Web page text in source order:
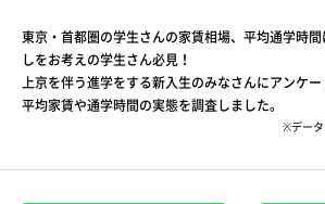
東京・首都圏の学生さんの家賃相場、平均通学時
しをお考えの学生さん必見！
上京を伴う進学をする新入生のみなさんにアンケ
平均家賃や通学時間の実態を調査しました。
※データ